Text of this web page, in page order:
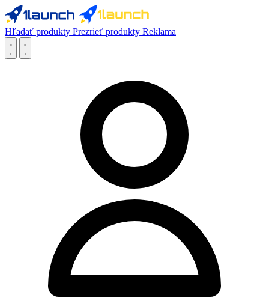
Hľadať produkty Prezrieť produkty Reklama